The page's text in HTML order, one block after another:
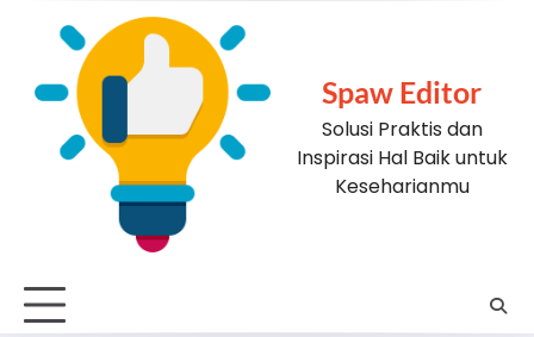
Spaw Editor
Solusi Praktis dan
Inspirasi Hal Baik untuk
Keseharianmu